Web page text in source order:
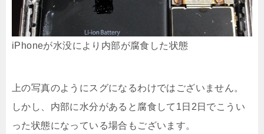
iPhoneが水没により内部が腐食した状態
上の写真のようにスグになるわけではございません。
しかし、内部に水分があると腐食して1日2日でこうい
った状態になっている場合もございます。